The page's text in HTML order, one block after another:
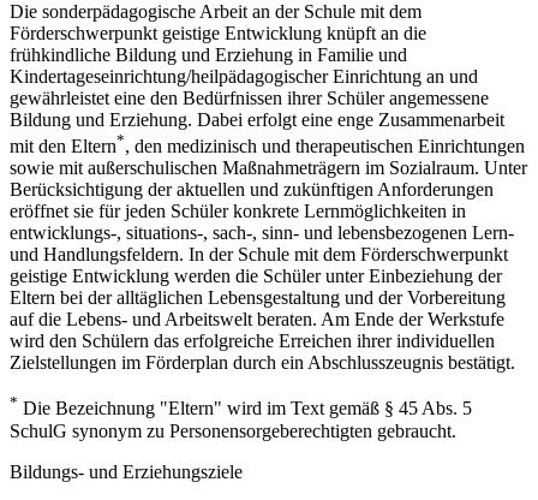
Die sonderpädagogische Arbeit an der Schule mit dem
Förderschwerpunkt geistige Entwicklung knüpft an die
frühkindliche Bildung und Erziehung in Familie und
Kindertageseinrichtung/heilpädagogischer Einrichtung an und
gewährleistet eine den Bedürfnissen ihrer Schüler angemessene
Bildung und Erziehung. Dabei erfolgt eine enge Zusammenarbeit
mit den Eltern*, den medizinisch und therapeutischen Einrichtungen
sowie mit außerschulischen Maßnahmeträgern im Sozialraum. Unter
Berücksichtigung der aktuellen und zukünftigen Anforderungen
eröffnet sie für jeden Schüler konkrete Lernmöglichkeiten in
entwicklungs-, situations-, sach-, sinn- und lebensbezogenen Lern-
und Handlungsfeldern. In der Schule mit dem Förderschwerpunkt
geistige Entwicklung werden die Schüler unter Einbeziehung der
Eltern bei der alltäglichen Lebensgestaltung und der Vorbereitung
auf die Lebens- und Arbeitswelt beraten. Am Ende der Werkstufe
wird den Schülern das erfolgreiche Erreichen ihrer individuellen
Zielstellungen im Förderplan durch ein Abschlusszeugnis bestätigt.
* Die Bezeichnung "Eltern" wird im Text gemäß § 45 Abs. 5
SchulG synonym zu Personensorgeberechtigten gebraucht.
Bildungs- und Erziehungsziele